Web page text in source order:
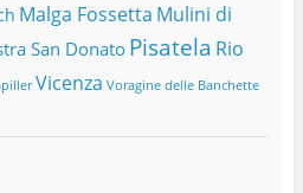
Malga Fossetta Mulini di
San Donato Pisatela Rio
Vicenza Voragine delle Banchette